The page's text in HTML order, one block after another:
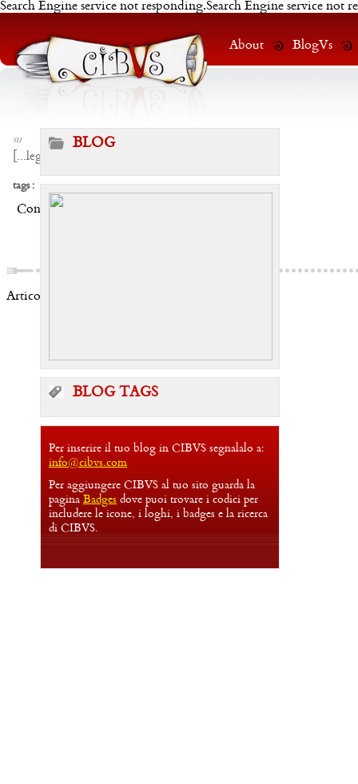
Search Engine service not responding.Search Engine service not
About BlogVs
su
...leggi
tags :
Condividi:
Articoli correlati:
BLOG
BLOG TAGS
Per inserire il tuo blog in CIBVS segnalalo a:
info@cibvs.com
Per aggiungere CIBVS al tuo sito guarda la
pagina Badges dove puoi trovare i codici per
includere le icone, i loghi, i badges e la ricerca
di CIBVS.